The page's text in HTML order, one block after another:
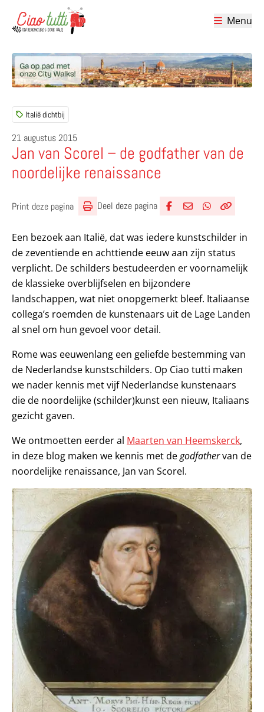
Menu
Italië dichtbij
21 augustus 2015
Jan van Scorel – de godfather van de
noordelijke renaissance
Print deze pagina Deel deze pagina
Een bezoek aan Italië, dat was iedere kunstschilder in
de zeventiende en achttiende eeuw aan zijn status
verplicht. De schilders bestudeerden er voornamelijk
de klassieke overblijfselen en bijzondere
landschappen, wat niet onopgemerkt bleef. Italiaanse
collega’s roemden de kunstenaars uit de Lage Landen
al snel om hun gevoel voor detail.
Rome was eeuwenlang een geliefde bestemming van
de Nederlandse kunstschilders. Op Ciao tutti maken
we nader kennis met vijf Nederlandse kunstenaars
die de noordelijke (schilder)kunst een nieuw, Italiaans
gezicht gaven.
We ontmoetten eerder al Maarten van Heemskerck,
in deze blog maken we kennis met degodfathervan de
noordelijke renaissance, Jan van Scorel.